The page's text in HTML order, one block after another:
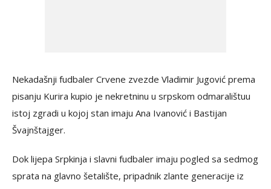
Nekadašnji fudbaler Crvene zvezde Vladimir Jugović prema
pisanju Kurira kupio je nekretninu u srpskom odmaralištuu
istoj zgradi u kojoj stan imaju Ana Ivanović i Bastijan
Švajnštajger.
Dok lijepa Srpkinja i slavni fudbaler imaju pogled sa sedmog
sprata na glavno šetalište, pripadnik zlante generacije iz